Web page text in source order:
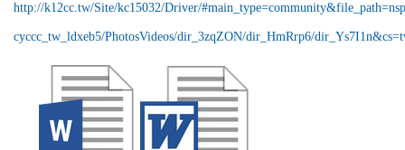
http://k12cc.tw/Site/kc15032/Driver/
cyccc_tw_ldxeb5/PhotosVideos/dir_3zqZON/dir_HmRrp6/